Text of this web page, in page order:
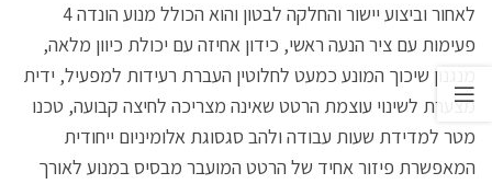
לאחור וביצוע יישור והחלקה לבטון והוא הכולל מנוע הונדה 4
פעימות עם ציר הנעה ראשי, כידון אחיזה עם יכולת כיוון מלאה,
מנגנון שיכוך המונע כמעט לחלוטין העברת רעידות למפעיל, ידית
מצערת לשינוי עוצמת הרטט שאינה מצריכה לחיצה קבועה, טכנו
מטר למדידת שעות עבודה ולהב סגסוגת אלומיניום ייחודית
המאפשרת פיזור אחיד של הרטט המועבר מבסיס במנוע לאורך